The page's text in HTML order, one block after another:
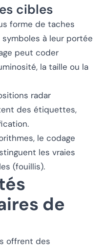
cibles
forme de taches
symboles à leur portée
peut coder
la taille ou la
radar
des étiquettes,
le codage
les vraies
(fouillis).
de
offrent des